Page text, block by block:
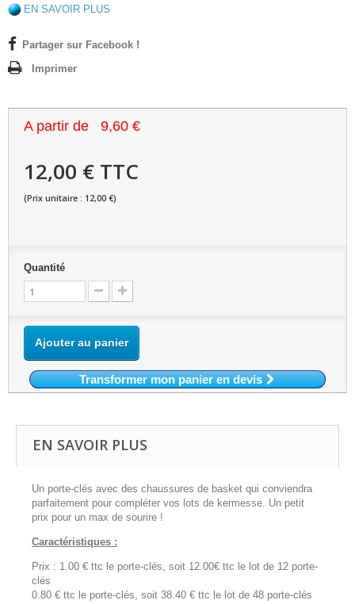
EN SAVOIR PLUS
Partager sur Facebook !
Imprimer
A partir de 9,60 €
12,00 € TTC
(Prix unitaire : 12,00 €)
Quantité
Ajouter au panier
Transformer mon panier en devis
EN SAVOIR PLUS
Un porte-clés avec des chaussures de basket qui conviendra
parfaitement pour compléter vos lots de kermesse. Un petit
prix pour un max de sourire !
Caractéristiques :
Prix : 1.00 € ttc le porte-clés, soit 12.00€ ttc le lot de 12 porte-
clés
0.80 € ttc le porte-clés, soit 38.40 € ttc le lot de 48 porte-clés